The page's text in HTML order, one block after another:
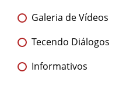
Galeria de Vídeos
Tecendo Diálogos
Informativos